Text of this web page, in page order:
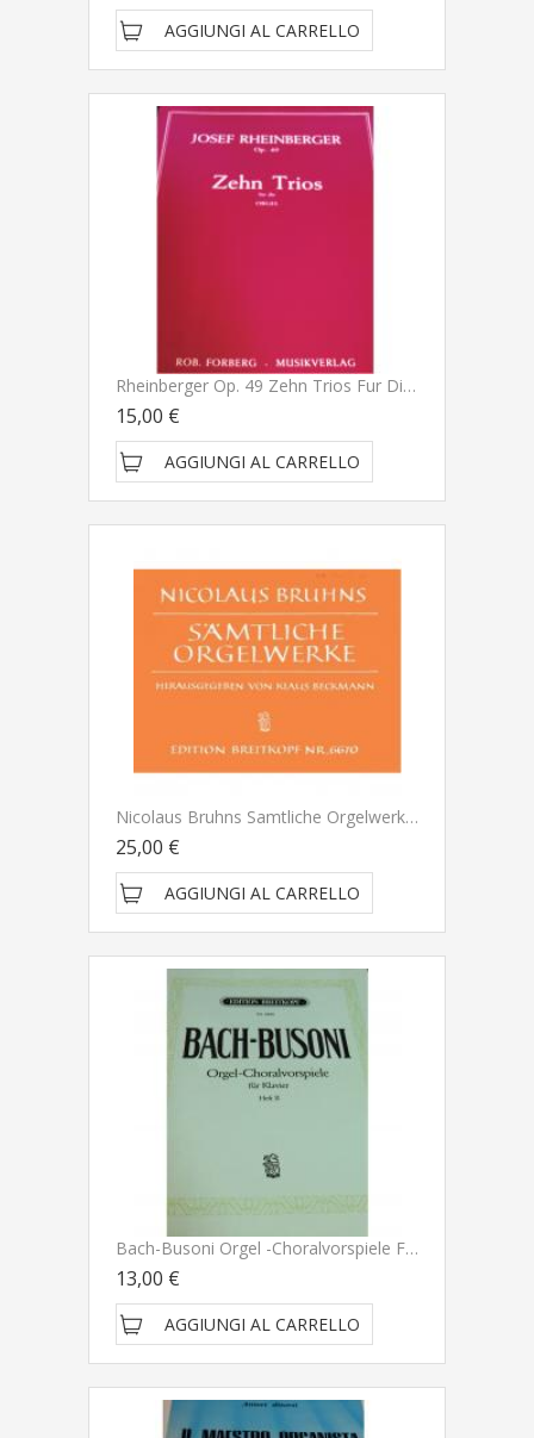
AGGIUNGI AL CARRELLO
Rheinberger Op. 49 Zehn Trios Fur Die Orgel - Musikverlag
15,00 €
AGGIUNGI AL CARRELLO
Nicolaus Bruhns Samtliche Orgelwerke - Edition Breitkopf
25,00 €
AGGIUNGI AL CARRELLO
Bach-Busoni Orgel -Choralvorspiele Fur Klavier Heft II
13,00 €
AGGIUNGI AL CARRELLO